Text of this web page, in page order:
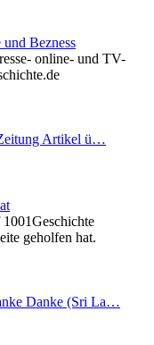
Bezness
online- und TV-
Artikel ü…
geholfen hat.
Danke (Sri La…